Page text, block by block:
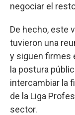
negociar el
De hecho, este
tuvieron una
y siguen firmes
la postura
intercambiar la
de la Liga
sector.